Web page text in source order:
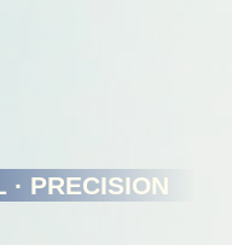
· PRECISION